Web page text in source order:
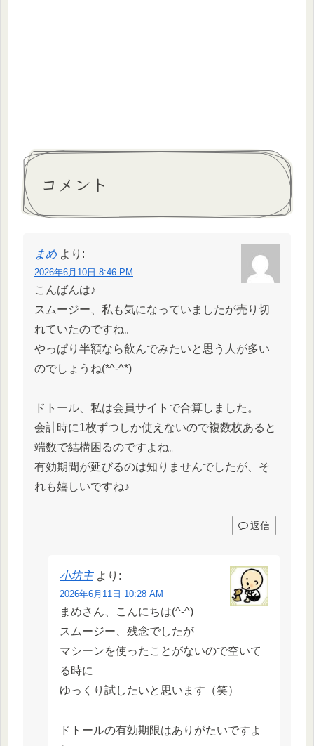
コメント
まめ より:
2026年6月10日 8:46 PM
こんばんは♪
スムージー、私も気になっていましたが売り切
れていたのですね。
やっぱり半額なら飲んでみたいと思う人が多い
のでしょうね(*^-^*)
ドトール、私は会員サイトで合算しました。
会計時に1枚ずつしか使えないので複数枚あると
端数で結構困るのですよね。
有効期間が延びるのは知りませんでしたが、そ
れも嬉しいですね♪
返信
小坊主 より:
2026年6月11日 10:28 AM
まめさん、こんにちは(^-^)
スムージー、残念でしたが
マシーンを使ったことがないので空いて
る時に
ゆっくり試したいと思います（笑）
ドトールの有効期限はありがたいですよ